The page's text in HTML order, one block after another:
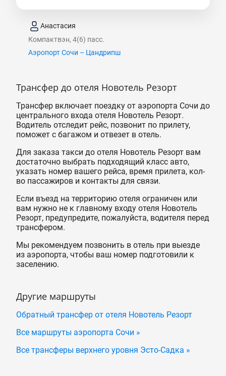
Анастасия
Компактвэн, 4(6) пасс.
Аэропорт Сочи – Цандрипш
Трансфер до отеля Новотель Резорт
Трансфер включает поездку от аэропорта Сочи до
центрального входа отеля Новотель Резорт.
Водитель отследит рейс, позвонит по прилету,
поможет с багажом и отвезет в отель.
Для заказа такси до отеля Новотель Резорт вам
достаточно выбрать подходящий класс авто,
указать номер вашего рейса, время прилета, кол-
во пассажиров и контакты для связи.
Если въезд на территорию отеля ограничен или
вам нужно не к главному входу отеля Новотель
Резорт, предупредите, пожалуйста, водителя перед
трансфером.
Мы рекомендуем позвонить в отель при выезде
из аэропорта, чтобы ваш номер подготовили к
заселению.
Другие маршруты
Обратный трансфер от отеля Новотель Резорт
Все маршруты аэропорта Сочи »
Все трансферы верхнего уровня Эсто-Садка »